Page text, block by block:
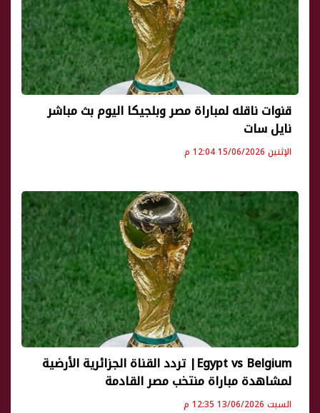
قنوات ناقله لمباراة مصر وبلجيكا اليوم بث مباشر
نايل سات
الإثنين 15/06/2026 12:04 م
Egypt vs Belgium| تردد القناة الجزائرية الأرضية
لمشاهدة مباراة منتخب مصر القادمة
السبت 13/06/2026 12:35 م